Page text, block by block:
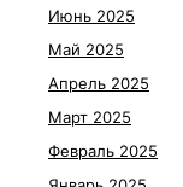
Июнь 2025
Май 2025
Апрель 2025
Март 2025
Февраль 2025